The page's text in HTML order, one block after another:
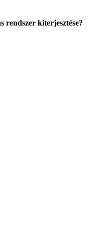
rendszer kiterjesztése?